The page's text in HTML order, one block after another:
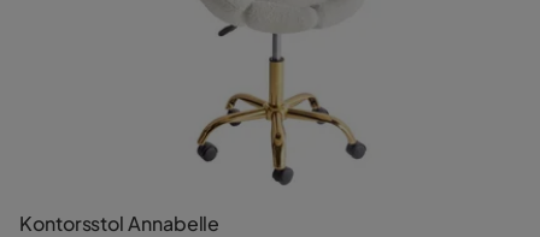
Kontorsstol Annabelle